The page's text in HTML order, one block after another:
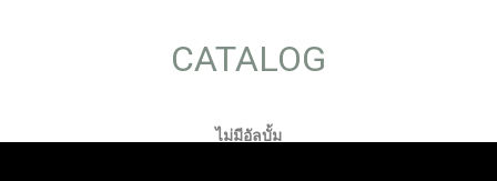
CATALOG
ไม่มีอัลบั้ม